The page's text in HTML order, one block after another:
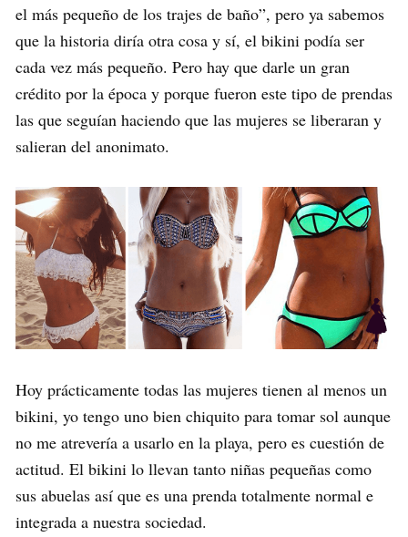
el más pequeño de los trajes de baño”, pero ya sabemos
que la historia diría otra cosa y sí, el bikini podía ser
cada vez más pequeño. Pero hay que darle un gran
crédito por la época y porque fueron este tipo de prendas
las que seguían haciendo que las mujeres se liberaran y
salieran del anonimato.
Hoy prácticamente todas las mujeres tienen al menos un
bikini, yo tengo uno bien chiquito para tomar sol aunque
no me atrevería a usarlo en la playa, pero es cuestión de
actitud. El bikini lo llevan tanto niñas pequeñas como
sus abuelas así que es una prenda totalmente normal e
integrada a nuestra sociedad.